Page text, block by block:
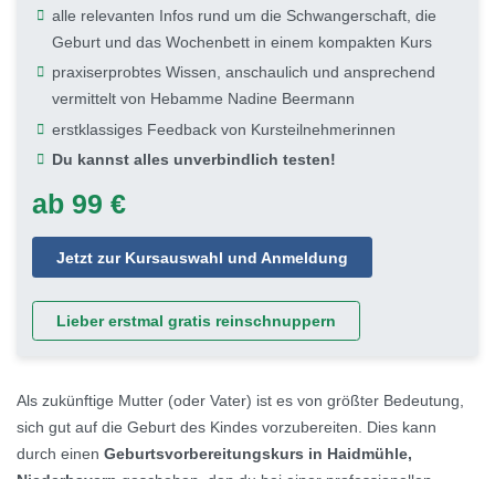
alle relevanten Infos rund um die Schwangerschaft, die
Geburt und das Wochenbett in einem kompakten Kurs
praxiserprobtes Wissen, anschaulich und ansprechend
vermittelt von Hebamme Nadine Beermann
erstklassiges Feedback von Kursteilnehmerinnen
Du kannst alles unverbindlich testen!
ab 99 €
Jetzt zur Kursauswahl und Anmeldung
Lieber erstmal gratis reinschnuppern
Als zukünftige Mutter (oder Vater) ist es von größter Bedeutung,
sich gut auf die Geburt des Kindes vorzubereiten. Dies kann
durch einen Geburtsvorbereitungskurs in Haidmühle,